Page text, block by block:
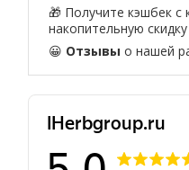
🎁 Получите кэшбек с
накопительную скидку
😀 Отзывы о нашей